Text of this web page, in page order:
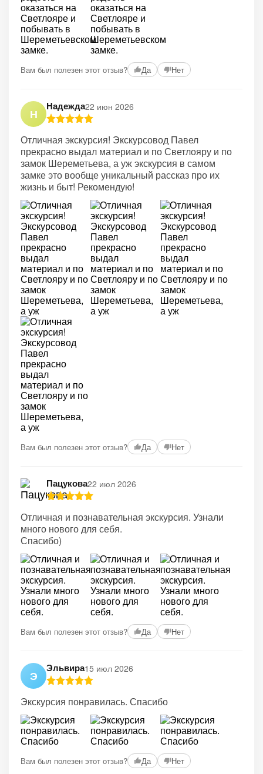
Вам был полезен этот отзыв? Да Нет
Н
Надежда22 июн 2026
Отличная экскурсия! Экскурсовод Павел
прекрасно выдал материал и по Светлояру и по
замок Шереметьева, а уж экскурсия в самом
замке это вообще уникальный рассказ про их
жизнь и быт! Рекомендую!
Вам был полезен этот отзыв? Да Нет
Пацукова22 июл 2026
Отличная и познавательная экскурсия. Узнали
много нового для себя.
Спасибо)
Вам был полезен этот отзыв? Да Нет
Э
Эльвира15 июл 2026
Экскурсия понравилась. Спасибо
Вам был полезен этот отзыв? Да Нет